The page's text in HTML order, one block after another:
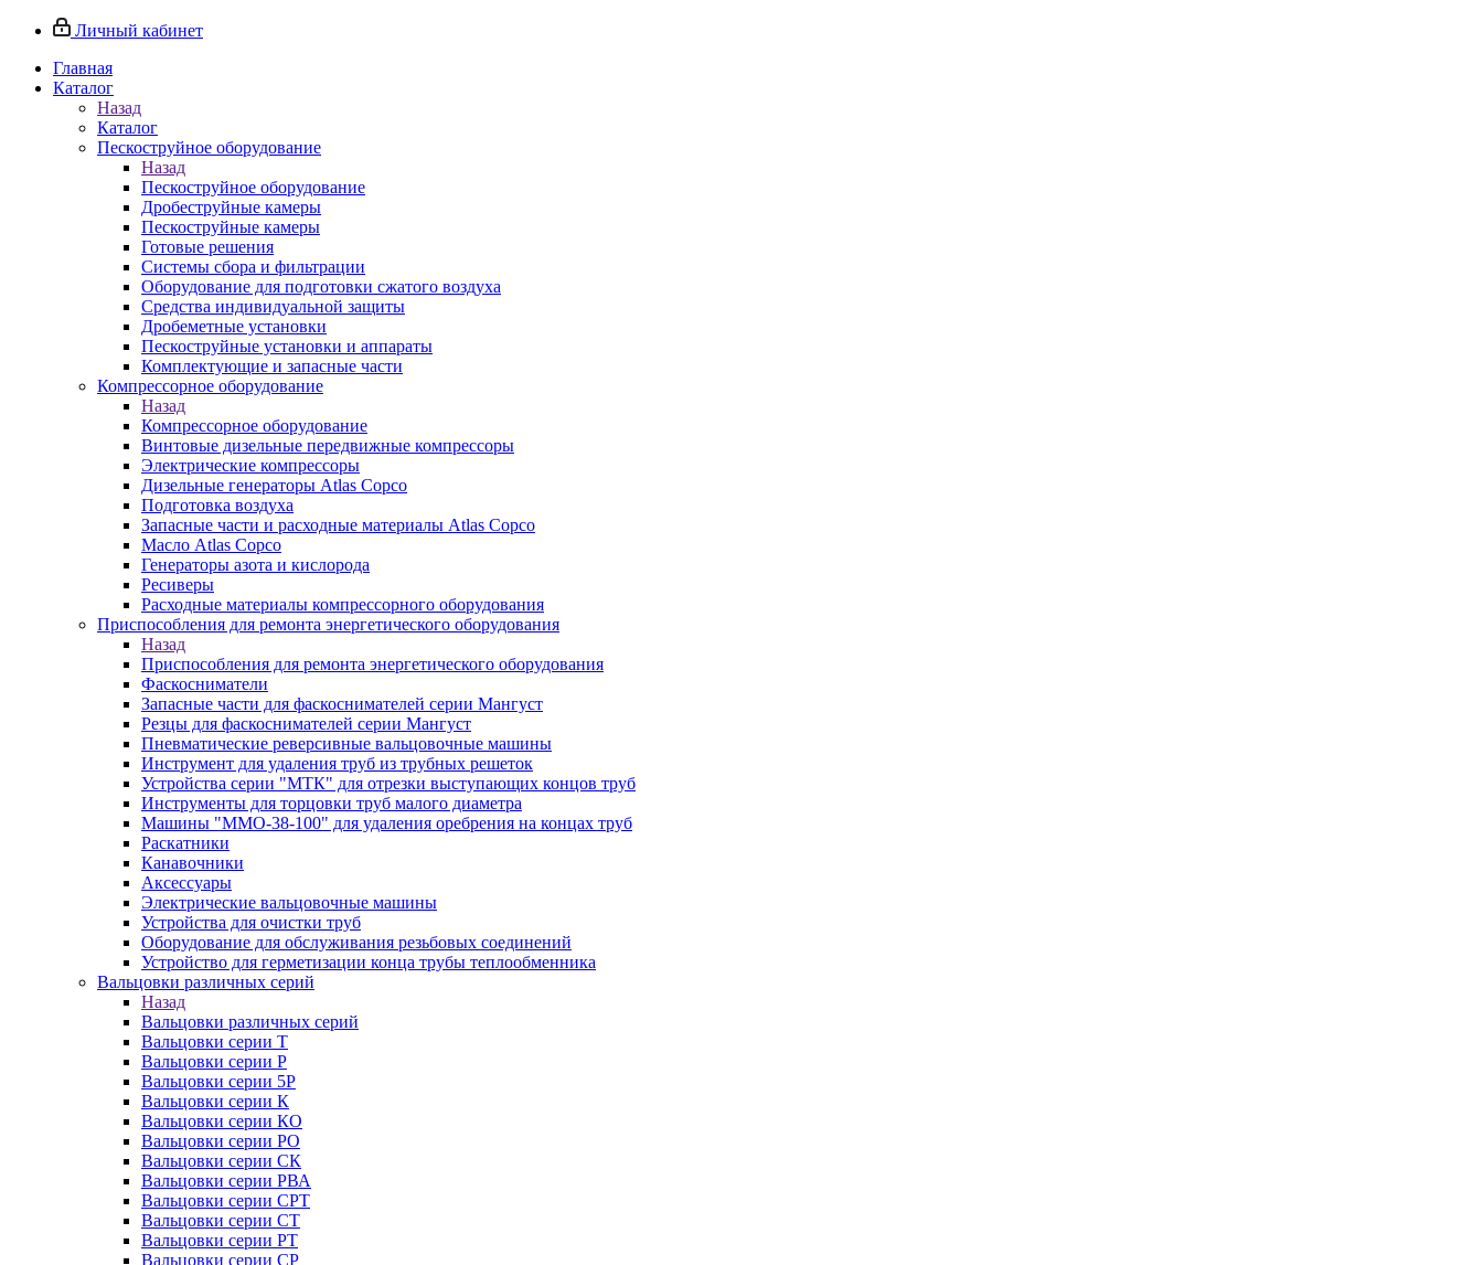
Личный кабинет
Главная
Каталог
Назад
Каталог
Пескоструйное оборудование
Назад
Пескоструйное оборудование
Дробеструйные камеры
Пескоструйные камеры
Готовые решения
Системы сбора и фильтрации
Оборудование для подготовки сжатого воздуха
Средства индивидуальной защиты
Дробеметные установки
Пескоструйные установки и аппараты
Комплектующие и запасные части
Компрессорное оборудование
Назад
Компрессорное оборудование
Винтовые дизельные передвижные компрессоры
Электрические компрессоры
Дизельные генераторы Atlas Copco
Подготовка воздуха
Запасные части и расходные материалы Atlas Copco
Масло Atlas Copco
Генераторы азота и кислорода
Ресиверы
Расходные материалы компрессорного оборудования
Приспособления для ремонта энергетического оборудования
Назад
Приспособления для ремонта энергетического оборудования
Фаскосниматели
Запасные части для фаскоснимателей серии Мангуст
Резцы для фаскоснимателей серии Мангуст
Пневматические реверсивные вальцовочные машины
Инструмент для удаления труб из трубных решеток
Устройства серии "МТК" для отрезки выступающих концов труб
Инструменты для торцовки труб малого диаметра
Машины "ММО-38-100" для удаления оребрения на концах труб
Раскатники
Канавочники
Аксессуары
Электрические вальцовочные машины
Устройства для очистки труб
Оборудование для обслуживания резьбовых соединений
Устройство для герметизации конца трубы теплообменника
Вальцовки различных серий
Назад
Вальцовки различных серий
Вальцовки серии Т
Вальцовки серии Р
Вальцовки серии 5Р
Вальцовки серии К
Вальцовки серии КО
Вальцовки серии РО
Вальцовки серии СК
Вальцовки серии РВА
Вальцовки серии СРТ
Вальцовки серии СТ
Вальцовки серии РТ
Вальцовки серии СР